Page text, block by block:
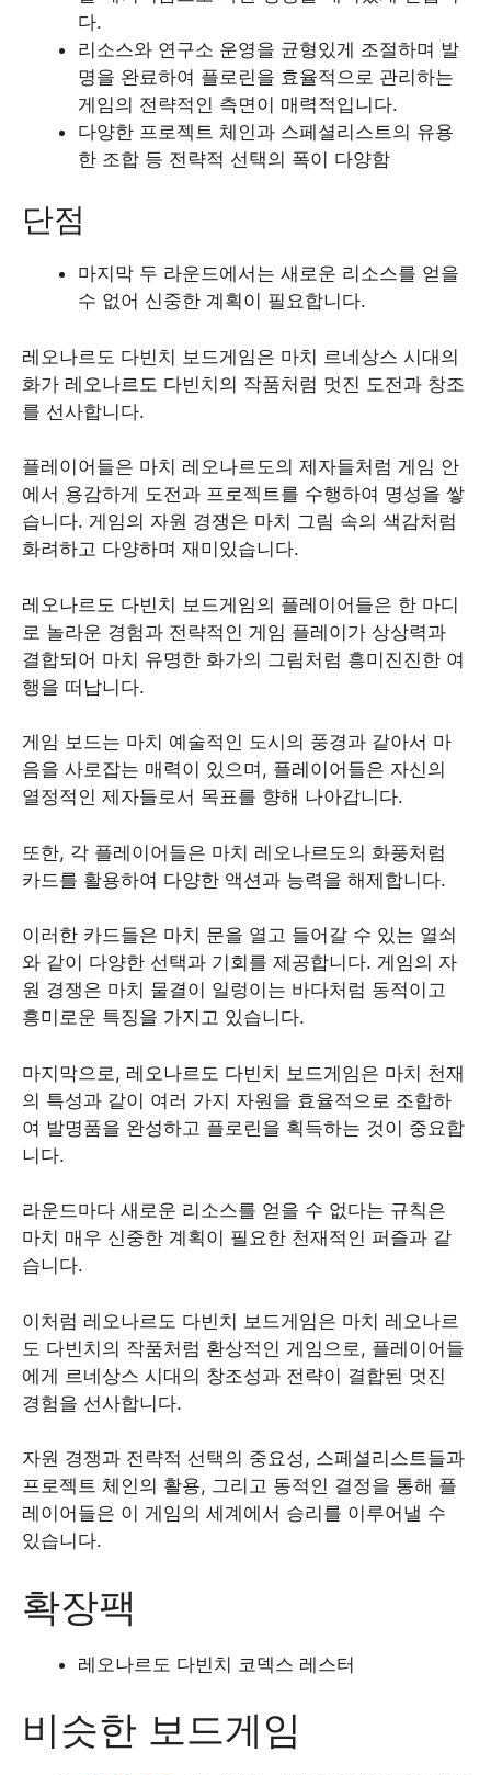
다.
리소스와 연구소 운영을 균형있게 조절하며 발
명을 완료하여 플로린을 효율적으로 관리하는
게임의 전략적인 측면이 매력적입니다.
다양한 프로젝트 체인과 스페셜리스트의 유용
한 조합 등 전략적 선택의 폭이 다양함
단점
마지막 두 라운드에서는 새로운 리소스를 얻을
수 없어 신중한 계획이 필요합니다.
레오나르도 다빈치 보드게임은 마치 르네상스 시대의
화가 레오나르도 다빈치의 작품처럼 멋진 도전과 창조
를 선사합니다.
플레이어들은 마치 레오나르도의 제자들처럼 게임 안
에서 용감하게 도전과 프로젝트를 수행하여 명성을 쌓
습니다. 게임의 자원 경쟁은 마치 그림 속의 색감처럼
화려하고 다양하며 재미있습니다.
레오나르도 다빈치 보드게임의 플레이어들은 한 마디
로 놀라운 경험과 전략적인 게임 플레이가 상상력과
결합되어 마치 유명한 화가의 그림처럼 흥미진진한 여
행을 떠납니다.
게임 보드는 마치 예술적인 도시의 풍경과 같아서 마
음을 사로잡는 매력이 있으며, 플레이어들은 자신의
열정적인 제자들로서 목표를 향해 나아갑니다.
또한, 각 플레이어들은 마치 레오나르도의 화풍처럼
카드를 활용하여 다양한 액션과 능력을 해제합니다.
이러한 카드들은 마치 문을 열고 들어갈 수 있는 열쇠
와 같이 다양한 선택과 기회를 제공합니다. 게임의 자
원 경쟁은 마치 물결이 일렁이는 바다처럼 동적이고
흥미로운 특징을 가지고 있습니다.
마지막으로, 레오나르도 다빈치 보드게임은 마치 천재
의 특성과 같이 여러 가지 자원을 효율적으로 조합하
여 발명품을 완성하고 플로린을 획득하는 것이 중요합
니다.
라운드마다 새로운 리소스를 얻을 수 없다는 규칙은
마치 매우 신중한 계획이 필요한 천재적인 퍼즐과 같
습니다.
이처럼 레오나르도 다빈치 보드게임은 마치 레오나르
도 다빈치의 작품처럼 환상적인 게임으로, 플레이어들
에게 르네상스 시대의 창조성과 전략이 결합된 멋진
경험을 선사합니다.
자원 경쟁과 전략적 선택의 중요성, 스페셜리스트들과
프로젝트 체인의 활용, 그리고 동적인 결정을 통해 플
레이어들은 이 게임의 세계에서 승리를 이루어낼 수
있습니다.
확장팩
레오나르도 다빈치 코덱스 레스터
비슷한 보드게임